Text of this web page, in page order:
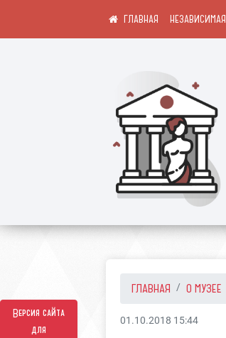
Версия сайта
для
ГЛАВНАЯ О МУЗЕЕ
01.10.2018 15:44